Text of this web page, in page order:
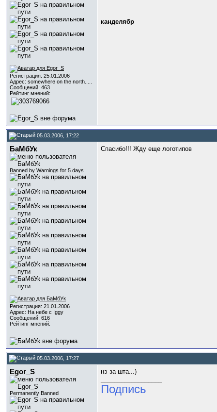
Регистрация: 25.01.2006
Адрес: somewhere on the north.....
Сообщений: 463
Рейтинг мнений:
канделябр
05.03.2006, 17:22
БаМбУк
Banned by Warnings for 5 days
Регистрация: 21.01.2006
Адрес: На небе с Iggy
Сообщений: 616
Рейтинг мнений:
Спасибо!!! Жду еще логотипов
05.03.2006, 17:27
Egor_S
Permanently Banned
нэ за шта...)
Подпись